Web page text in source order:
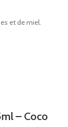
et de miel.
– Coco